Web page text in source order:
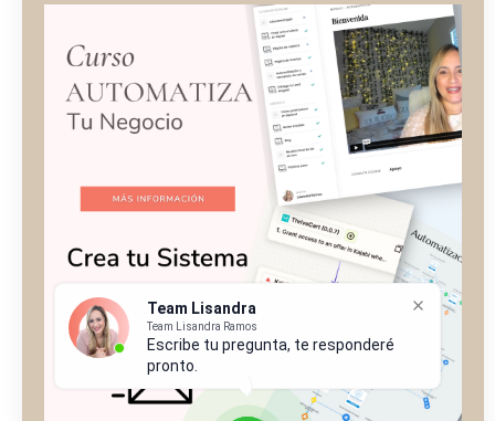
Team Lisandra
Team Lisandra Ramos
Escribe tu pregunta, te responderé
pronto.